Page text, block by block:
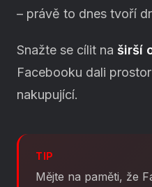
– právě to dnes tvoří
Snažte se cílit na širší
Facebooku dali
nakupující.
TIP
Mějte na paměti, že